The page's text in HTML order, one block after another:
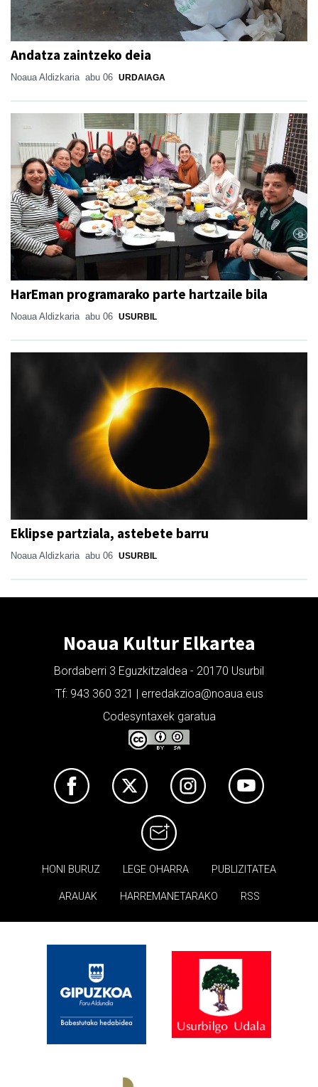
Andatza zaintzeko deia
Noaua Aldizkaria abu 06 URDAIAGA
HarEman programarako parte hartzaile bila
Noaua Aldizkaria abu 06 USURBIL
Eklipse partziala, astebete barru
Noaua Aldizkaria abu 06 USURBIL
Noaua Kultur Elkartea
Bordaberri 3 Eguzkitzaldea - 20170 Usurbil
Tf: 943 360 321 | erredakzioa@noaua.eus
Codesyntaxek garatua
HONI BURUZ LEGE OHARRA PUBLIZITATEA
ARAUAK HARREMANETARAKO RSS